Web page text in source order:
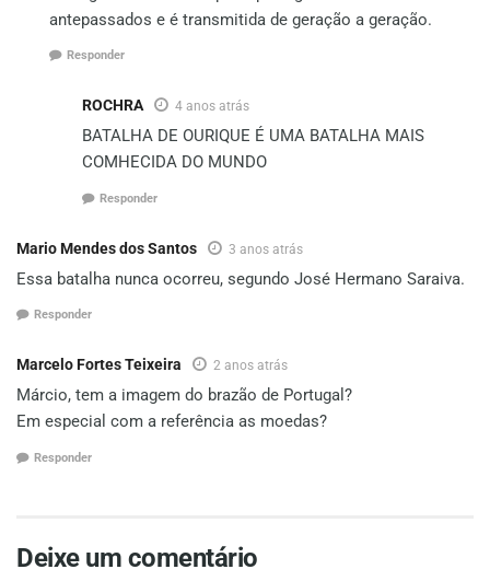
antepassados e é transmitida de geração a geração.
Responder
ROCHRA 4 anos atrás
BATALHA DE OURIQUE É UMA BATALHA MAIS
COMHECIDA DO MUNDO
Responder
Mario Mendes dos Santos 3 anos atrás
Essa batalha nunca ocorreu, segundo José Hermano Saraiva.
Responder
Marcelo Fortes Teixeira 2 anos atrás
Márcio, tem a imagem do brazão de Portugal?
Em especial com a referência as moedas?
Responder
Deixe um comentário